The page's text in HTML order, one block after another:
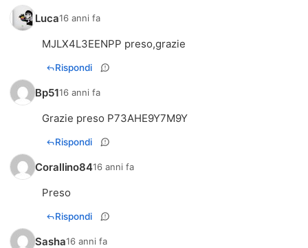
Luca16 anni fa
MJLX4L3EENPP preso,grazie
Rispondi
Bp5116 anni fa
Grazie preso P73AHE9Y7M9Y
Rispondi
Corallino8416 anni fa
Preso
Rispondi
Sasha16 anni fa